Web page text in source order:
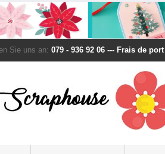
Sie uns an: 079 - 936 92 06 --- Frais de